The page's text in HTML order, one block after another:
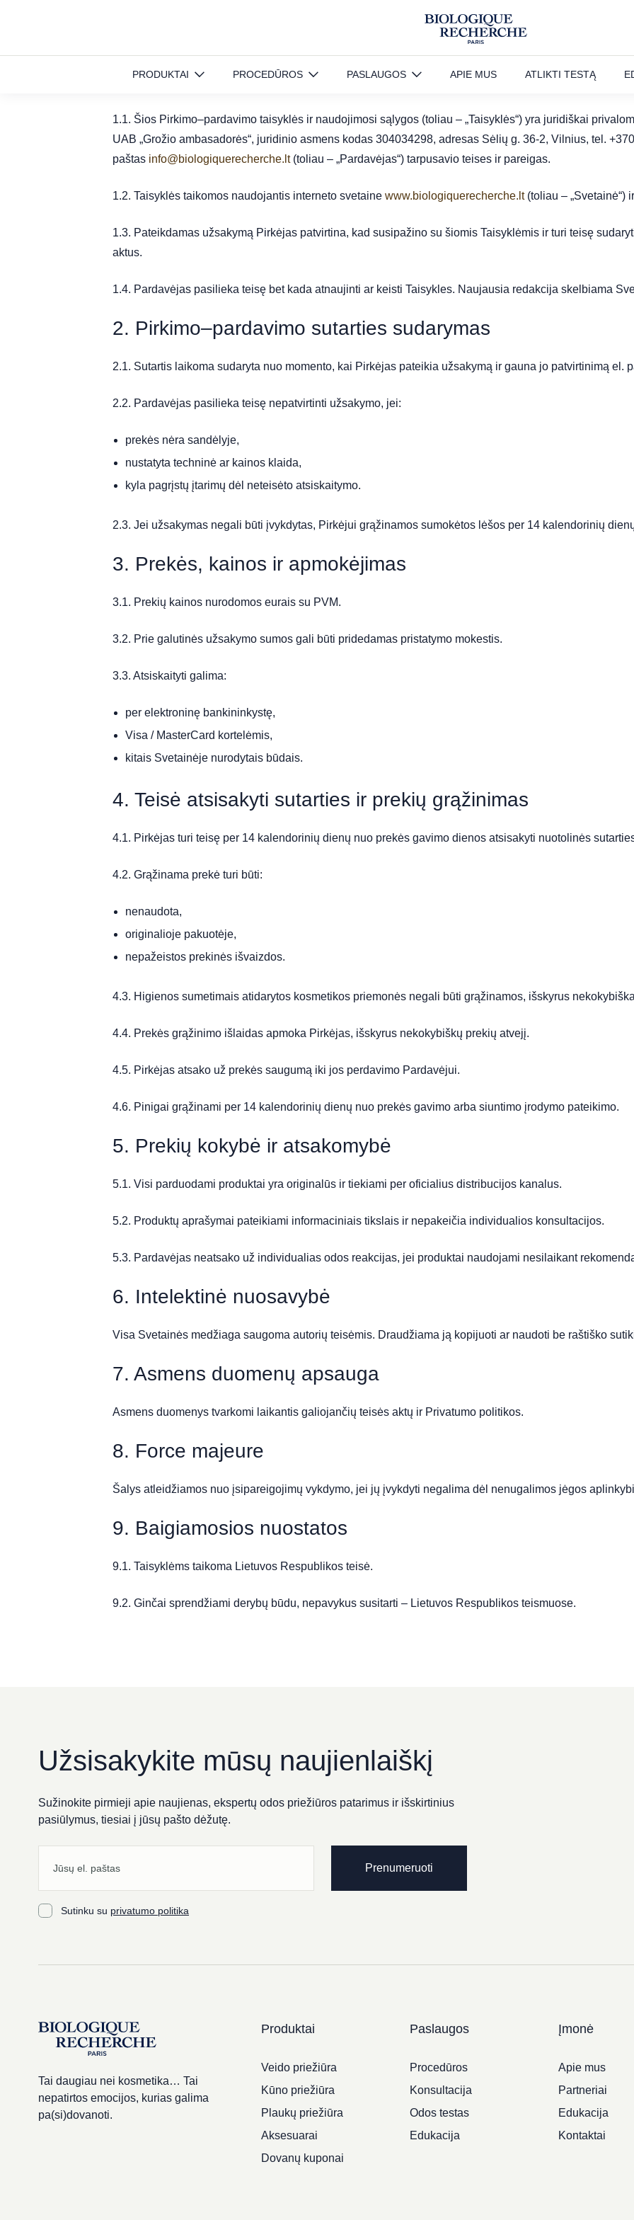
PRODUKTAI PROCEDŪROS PASLAUGOS APIE MUS ATLIKTI TESTĄ
1. Bendrosios nuostatos
1.1. Šios Pirkimo–pardavimo taisyklės ir naudojimosi sąlygos (toliau – „Taisyklės“) yra juridiškai
UAB „Grožio ambasadorės“, juridinio asmens kodas 304034298, adresas Sėlių g. 36-2, Vilnius, tel.
paštas info@biologiquerecherche.lt(toliau – „Pardavėjas“) tarpusavio teises ir pareigas.
1.2. Taisyklės taikomos naudojantis interneto svetaine www.biologiquerecherche.lt(toliau – „Svetainė“)
1.3. Pateikdamas užsakymą Pirkėjas patvirtina, kad susipažino su šiomis Taisyklėmis ir turi teisę
aktus.
1.4. Pardavėjas pasilieka teisę bet kada atnaujinti ar keisti Taisykles. Naujausia redakcija skelbiama
2. Pirkimo–pardavimo sutarties sudarymas
2.1. Sutartis laikoma sudaryta nuo momento, kai Pirkėjas pateikia užsakymą ir gauna jo patvirtinimą el.
2.2. Pardavėjas pasilieka teisę nepatvirtinti užsakymo, jei:
prekės nėra sandėlyje,
nustatyta techninė ar kainos klaida,
kyla pagrįstų įtarimų dėl neteisėto atsiskaitymo.
2.3. Jei užsakymas negali būti įvykdytas, Pirkėjui grąžinamos sumokėtos lėšos per 14 kalendorinių
3. Prekės, kainos ir apmokėjimas
3.1. Prekių kainos nurodomos eurais su PVM.
3.2. Prie galutinės užsakymo sumos gali būti pridedamas pristatymo mokestis.
3.3. Atsiskaityti galima:
per elektroninę bankininkystę,
Visa / MasterCard kortelėmis,
kitais Svetainėje nurodytais būdais.
4. Teisė atsisakyti sutarties ir prekių grąžinimas
4.1. Pirkėjas turi teisę per 14 kalendorinių dienų nuo prekės gavimo dienos atsisakyti nuotolinės
4.2. Grąžinama prekė turi būti:
nenaudota,
originalioje pakuotėje,
nepažeistos prekinės išvaizdos.
4.3. Higienos sumetimais atidarytos kosmetikos priemonės negali būti grąžinamos, išskyrus
4.4. Prekės grąžinimo išlaidas apmoka Pirkėjas, išskyrus nekokybiškų prekių atvejį.
4.5. Pirkėjas atsako už prekės saugumą iki jos perdavimo Pardavėjui.
4.6. Pinigai grąžinami per 14 kalendorinių dienų nuo prekės gavimo arba siuntimo įrodymo pateikimo.
5. Prekių kokybė ir atsakomybė
5.1. Visi parduodami produktai yra originalūs ir tiekiami per oficialius distribucijos kanalus.
5.2. Produktų aprašymai pateikiami informaciniais tikslais ir nepakeičia individualios konsultacijos.
5.3. Pardavėjas neatsako už individualias odos reakcijas, jei produktai naudojami nesilaikant
6. Intelektinė nuosavybė
Visa Svetainės medžiaga saugoma autorių teisėmis. Draudžiama ją kopijuoti ar naudoti be raštiško
7. Asmens duomenų apsauga
Asmens duomenys tvarkomi laikantis galiojančių teisės aktų ir Privatumo politikos.
8. Force majeure
Šalys atleidžiamos nuo įsipareigojimų vykdymo, jei jų įvykdyti negalima dėl nenugalimos jėgos
9. Baigiamosios nuostatos
9.1. Taisyklėms taikoma Lietuvos Respublikos teisė.
9.2. Ginčai sprendžiami derybų būdu, nepavykus susitarti – Lietuvos Respublikos teismuose.
Užsisakykite mūsų naujienlaiškį
Sužinokite pirmieji apie naujienas, ekspertų odos priežiūros patarimus ir išskirtinius
pasiūlymus, tiesiai į jūsų pašto dėžutę.
Prenumeruoti
Sutinku su privatumo politika
Tai daugiau nei kosmetika… Tai
nepatirtos emocijos, kurias galima
pa(si)dovanoti.
Produktai
Veido priežiūra
Kūno priežiūra
Plaukų priežiūra
Aksesuarai
Dovanų kuponai
Paslaugos
Procedūros
Konsultacija
Odos testas
Edukacija
Įmonė
Apie mus
Partneriai
Edukacija
Kontaktai